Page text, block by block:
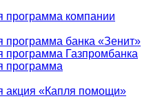
программа компании
программа банка «Зенит»
программа Газпромбанка
программа
акция «Капля помощи»